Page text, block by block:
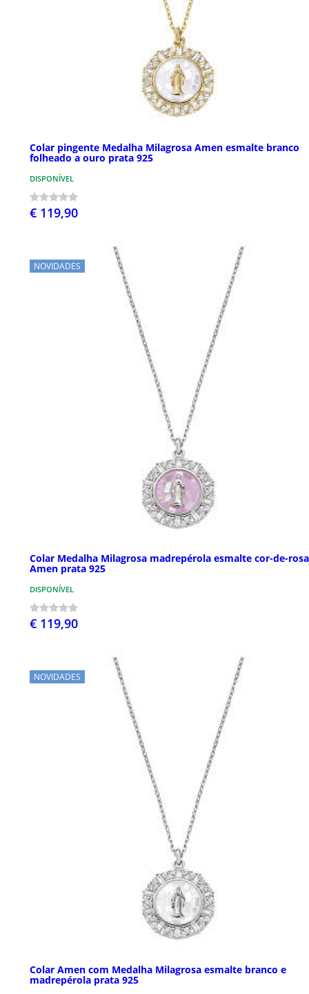
Colar pingente Medalha Milagrosa Amen esmalte branco
folheado a ouro prata 925
DISPONÍVEL
€ 119,90
NOVIDADES
Colar Medalha Milagrosa madrepérola esmalte cor-de-rosa
Amen prata 925
DISPONÍVEL
€ 119,90
NOVIDADES
Colar Amen com Medalha Milagrosa esmalte branco e
madrepérola prata 925